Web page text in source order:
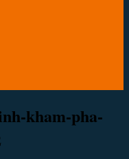
kham-pha-